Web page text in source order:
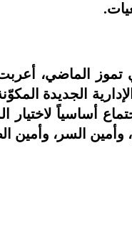
الماضي، أعربت
أساسياً لاختيار
وأمين السر، وأمين